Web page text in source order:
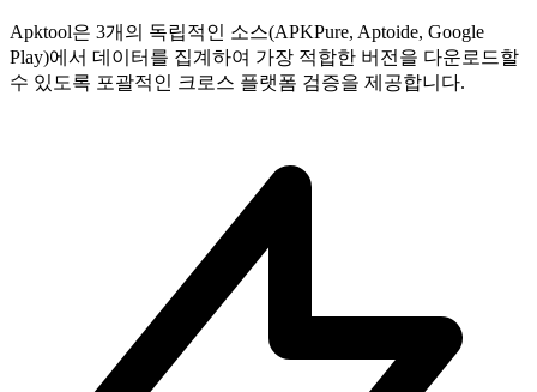
Apktool은 3개의 독립적인 소스(APKPure, Aptoide, Google
Play)에서 데이터를 집계하여 가장 적합한 버전을 다운로드할
수 있도록 포괄적인 크로스 플랫폼 검증을 제공합니다.